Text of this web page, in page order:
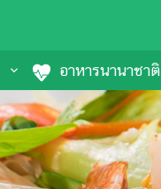
อาหารนานาชาติ